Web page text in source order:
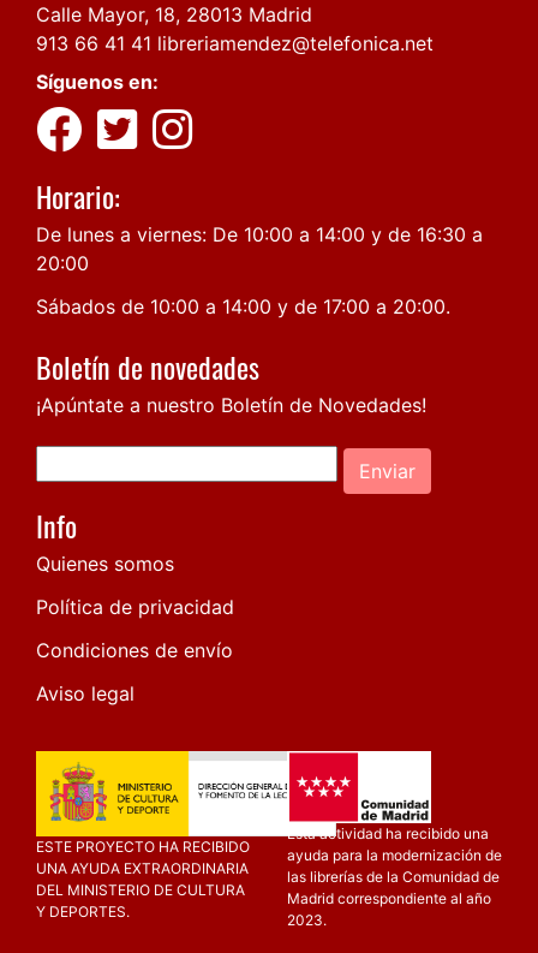
Calle Mayor, 18, 28013 Madrid
913 66 41 41 libreriamendez@telefonica.net
Síguenos en:
Horario:
De lunes a viernes: De 10:00 a 14:00 y de 16:30 a
20:00
Sábados de 10:00 a 14:00 y de 17:00 a 20:00.
Boletín de novedades
¡Apúntate a nuestro Boletín de Novedades!
Enviar
Info
Quienes somos
Política de privacidad
Condiciones de envío
Aviso legal
ESTE PROYECTO HA RECIBIDO
UNA AYUDA EXTRAORDINARIA
DEL MINISTERIO DE CULTURA
Y DEPORTES.
Esta actividad ha recibido una
ayuda para la modernización de
las librerías de la Comunidad de
Madrid correspondiente al año
2023.